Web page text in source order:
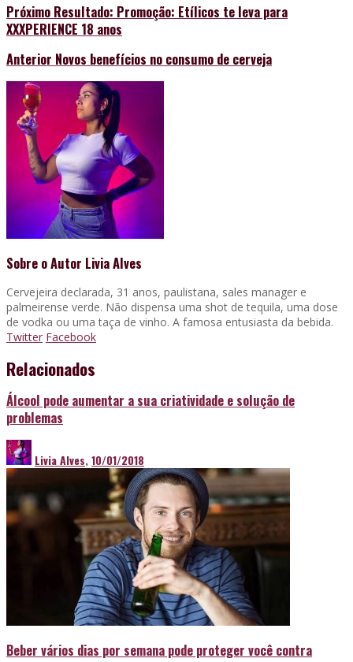
Próximo Resultado: Promoção: Etílicos te leva para
XXXPERIENCE 18 anos
Anterior Novos benefícios no consumo de cerveja
Sobre o Autor Livia Alves
Cervejeira declarada, 31 anos, paulistana, sales manager e
palmeirense verde. Não dispensa uma shot de tequila, uma dose
de vodka ou uma taça de vinho. A famosa entusiasta da bebida.
Twitter Facebook
Relacionados
Álcool pode aumentar a sua criatividade e solução de
problemas
Livia Alves,10/01/2018
Beber vários dias por semana pode proteger você contra